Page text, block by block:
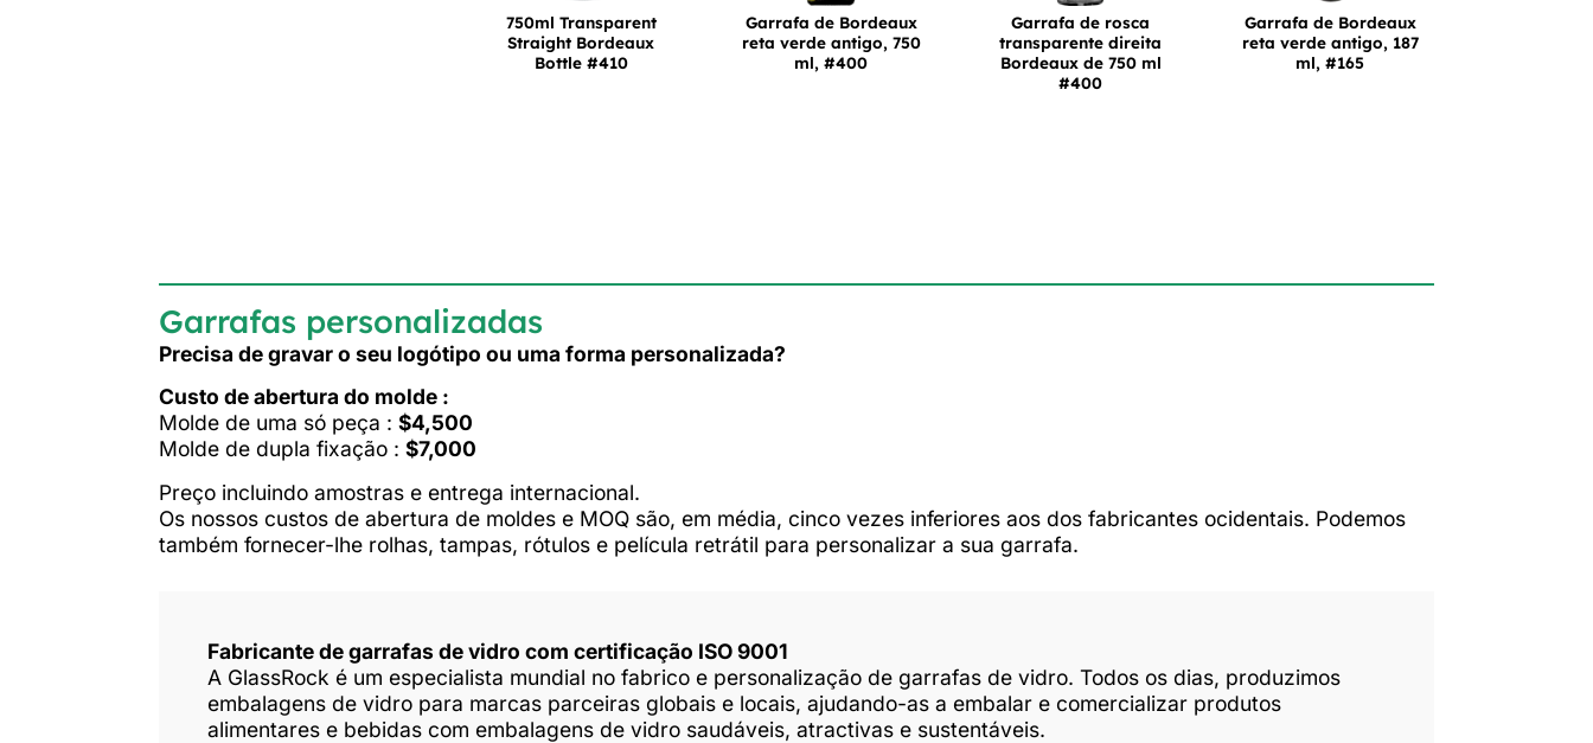
750ml Transparent
Straight Bordeaux
Bottle #410
Garrafa de Bordeaux
reta verde antigo, 750
ml, #400
Garrafa de rosca
transparente direita
Bordeaux de 750 ml
#400
Garrafa de Bordeaux
reta verde antigo, 187
ml, #165
Garrafas personalizadas
Precisa de gravar o seu logótipo ou uma forma personalizada?
Custo de abertura do molde :
Molde de uma só peça :$4,500
Molde de dupla fixação :$7,000
Preço incluindo amostras e entrega internacional.
Os nossos custos de abertura de moldes e MOQ são, em média, cinco vezes inferiores aos dos fabricantes ocidentais. Podemos
também fornecer-lhe rolhas, tampas, rótulos e película retrátil para personalizar a sua garrafa.
Fabricante de garrafas de vidro com certificação ISO 9001
A GlassRock é um especialista mundial no fabrico e personalização de garrafas de vidro. Todos os dias, produzimos
embalagens de vidro para marcas parceiras globais e locais, ajudando-as a embalar e comercializar produtos
alimentares e bebidas com embalagens de vidro saudáveis, atractivas e sustentáveis.